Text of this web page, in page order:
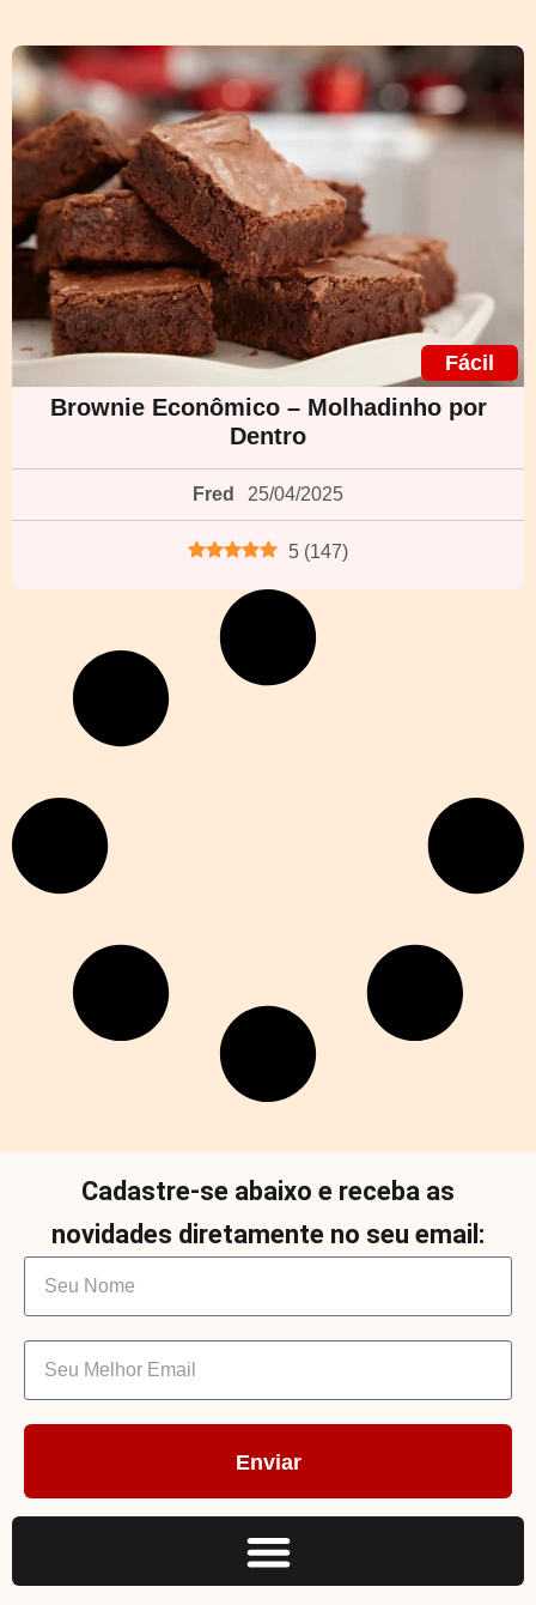
Fácil
Brownie Econômico – Molhadinho por
Dentro
Fred 25/04/2025
5 (147)
Cadastre-se abaixo e receba as
novidades diretamente no seu email:
Enviar